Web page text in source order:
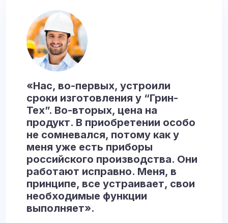
«Нас, во-первых, устроили
сроки изготовления у “Грин-
Тех”. Во-вторых, цена на
продукт. В приобретении особо
не сомневался, потому как у
меня уже есть приборы
российского производства. Они
работают исправно. Меня, в
принципе, все устраивает, свои
необходимые функции
выполняет».